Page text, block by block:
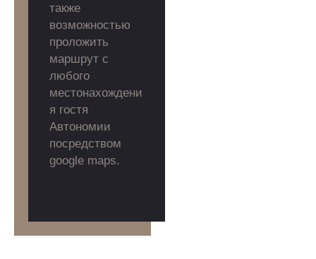
также
возможностью
проложить
маршрут с
любого
местонахождени
я гостя
Автономии
посредством
google maps.